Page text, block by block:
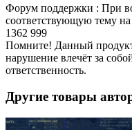
Форум поддержки : При
соответствующую тему на
1362 999
Помните! Данный
нарушение влечёт за
ответственность.
Другие товары